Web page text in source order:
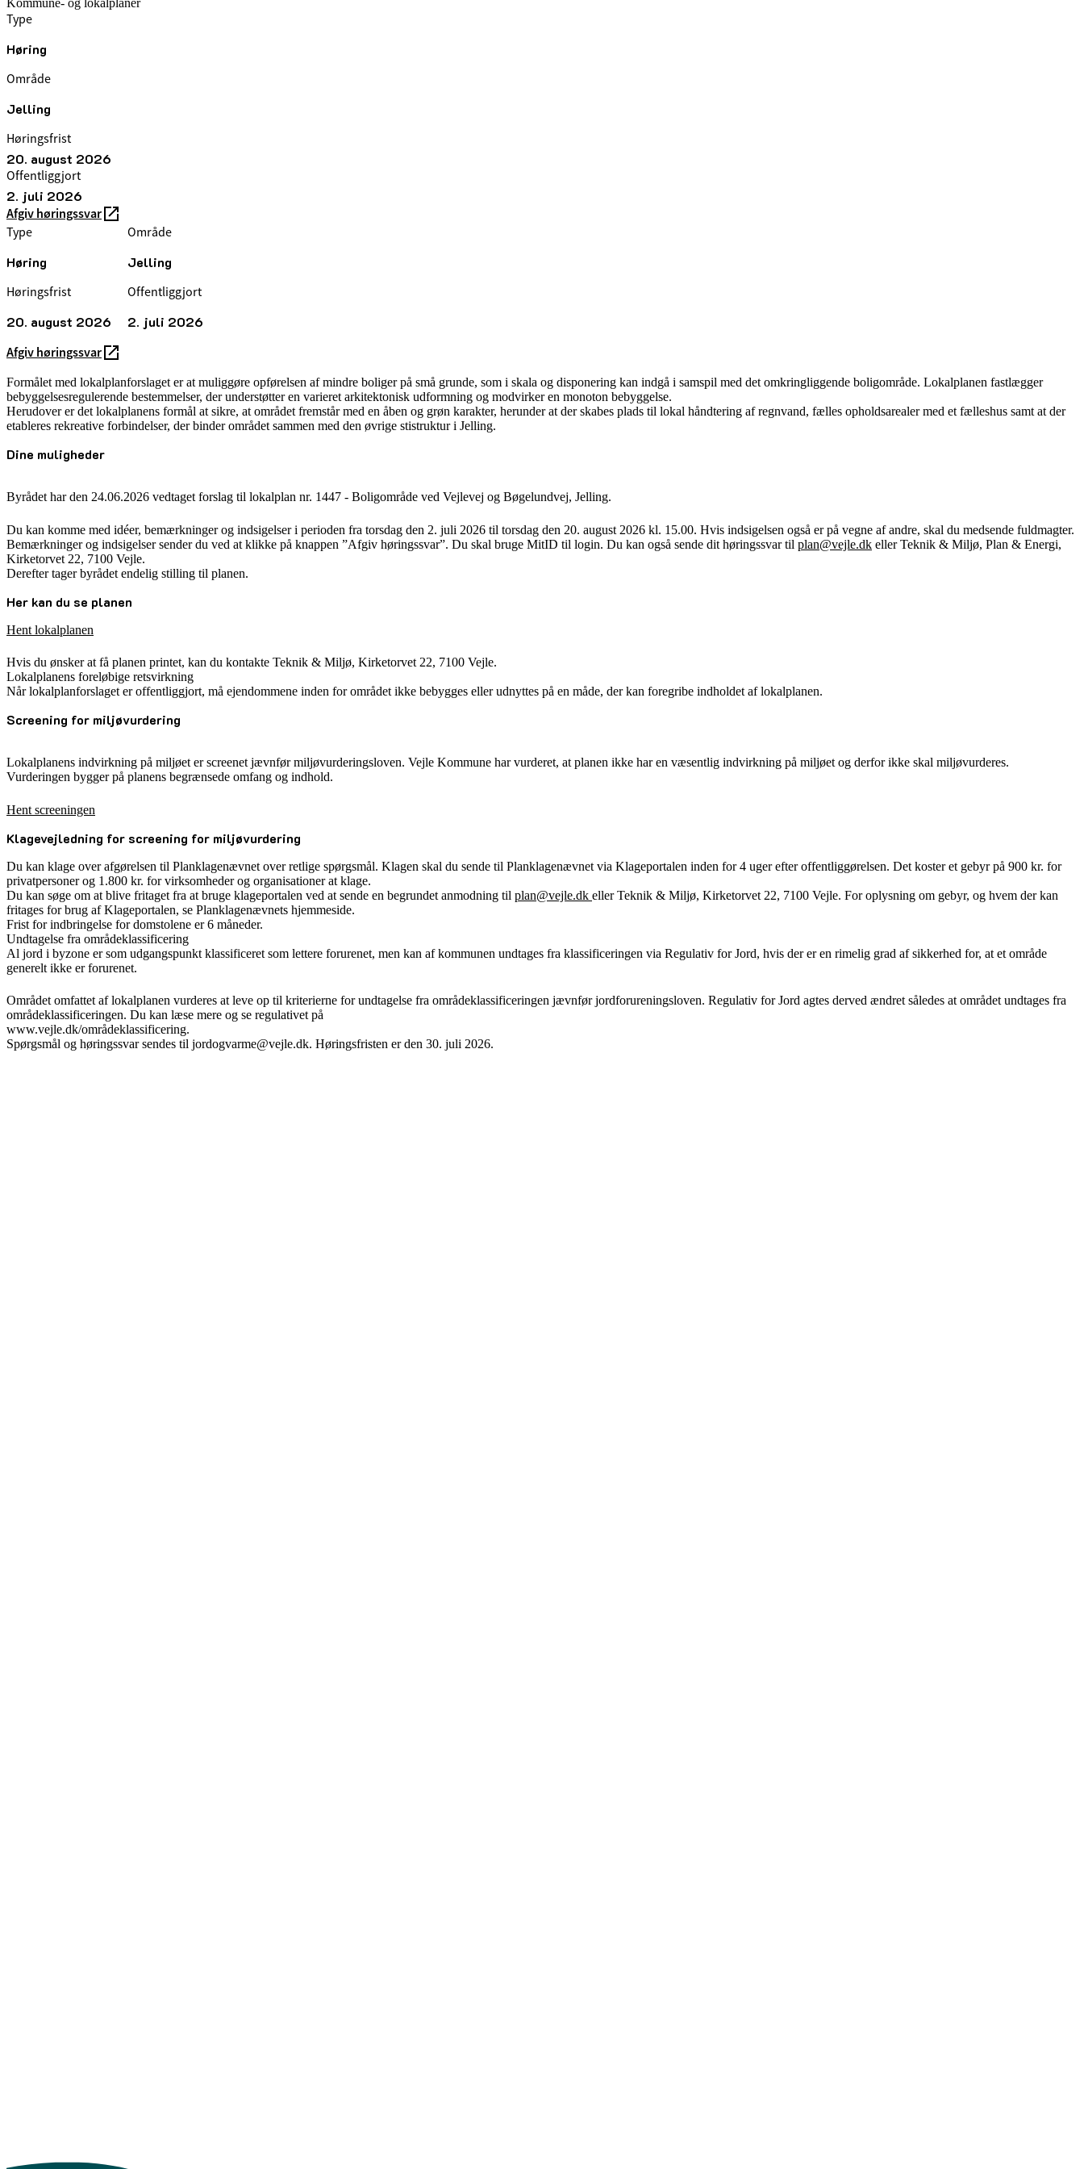
Kommune- og lokalplaner
Type
Høring
Område
Jelling
Høringsfrist
20. august 2026
Offentliggjort
2. juli 2026
Afgiv høringssvar
Type
Høring
Område
Jelling
Høringsfrist
20. august 2026
Offentliggjort
2. juli 2026
Afgiv høringssvar
Formålet med lokalplanforslaget er at muliggøre opførelsen af mindre boliger på små grunde, som i skala og disponering kan indgå i samspil med det omkringliggende boligområde. Lokalplanen fastlægger
bebyggelsesregulerende bestemmelser, der understøtter en varieret arkitektonisk udformning og modvirker en monoton bebyggelse.
Herudover er det lokalplanens formål at sikre, at området fremstår med en åben og grøn karakter, herunder at der skabes plads til lokal håndtering af regnvand, fælles opholdsarealer med et fælleshus samt at der
etableres rekreative forbindelser, der binder området sammen med den øvrige stistruktur i Jelling.
Dine muligheder
Byrådet har den 24.06.2026 vedtaget forslag til lokalplan nr. 1447 - Boligområde ved Vejlevej og Bøgelundvej, Jelling.
Du kan komme med idéer, bemærkninger og indsigelser i perioden fra torsdag den 2. juli 2026 til torsdag den 20. august 2026 kl. 15.00. Hvis indsigelsen også er på vegne af andre, skal du medsende fuldmagter.
Bemærkninger og indsigelser sender du ved at klikke på knappen ”Afgiv høringssvar”. Du skal bruge MitID til login. Du kan også sende dit høringssvar til plan@vejle.dk eller Teknik & Miljø, Plan & Energi,
Kirketorvet 22, 7100 Vejle.
Derefter tager byrådet endelig stilling til planen.
Her kan du se planen
Hent lokalplanen
Hvis du ønsker at få planen printet, kan du kontakte Teknik & Miljø, Kirketorvet 22, 7100 Vejle.
Lokalplanens foreløbige retsvirkning
Når lokalplanforslaget er offentliggjort, må ejendommene inden for området ikke bebygges eller udnyttes på en måde, der kan foregribe indholdet af lokalplanen.
Screening for miljøvurdering
Lokalplanens indvirkning på miljøet er screenet jævnfør miljøvurderingsloven. Vejle Kommune har vurderet, at planen ikke har en væsentlig indvirkning på miljøet og derfor ikke skal miljøvurderes.
Vurderingen bygger på planens begrænsede omfang og indhold.
Hent screeningen
Klagevejledning for screening for miljøvurdering
Du kan klage over afgørelsen til Planklagenævnet over retlige spørgsmål. Klagen skal du sende til Planklagenævnet via Klageportalen inden for 4 uger efter offentliggørelsen. Det koster et gebyr på 900 kr. for
privatpersoner og 1.800 kr. for virksomheder og organisationer at klage.
Du kan søge om at blive fritaget fra at bruge klageportalen ved at sende en begrundet anmodning til plan@vejle.dk eller Teknik & Miljø, Kirketorvet 22, 7100 Vejle. For oplysning om gebyr, og hvem der kan
fritages for brug af Klageportalen, se Planklagenævnets hjemmeside.
Frist for indbringelse for domstolene er 6 måneder.
Undtagelse fra områdeklassificering
Al jord i byzone er som udgangspunkt klassificeret som lettere forurenet, men kan af kommunen undtages fra klassificeringen via Regulativ for Jord, hvis der er en rimelig grad af sikkerhed for, at et område
generelt ikke er forurenet.
Området omfattet af lokalplanen vurderes at leve op til kriterierne for undtagelse fra områdeklassificeringen jævnfør jordforureningsloven. Regulativ for Jord agtes derved ændret således at området undtages fra
områdeklassificeringen. Du kan læse mere og se regulativet på
www.vejle.dk/områdeklassificering.
Spørgsmål og høringssvar sendes til jordogvarme@vejle.dk. Høringsfristen er den 30. juli 2026.